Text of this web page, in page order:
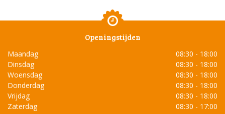
Openingstijden
Maandag
08:30 - 18:00
Dinsdag
08:30 - 18:00
Woensdag
08:30 - 18:00
Donderdag
08:30 - 18:00
Vrijdag
08:30 - 18:00
Zaterdag
08:30 - 17:00